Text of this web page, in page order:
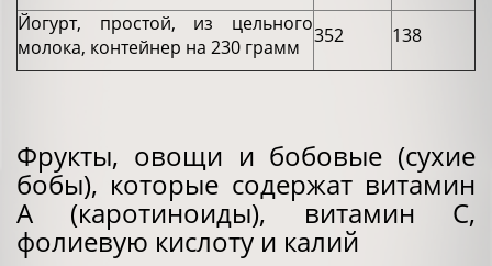
Йогурт, простой, из цельного
молока, контейнер на 230 грамм
352 138
Фрукты, овощи и бобовые (сухие
бобы), которые содержат витамин
A (каротиноиды), витамин C,
фолиевую кислоту и калий